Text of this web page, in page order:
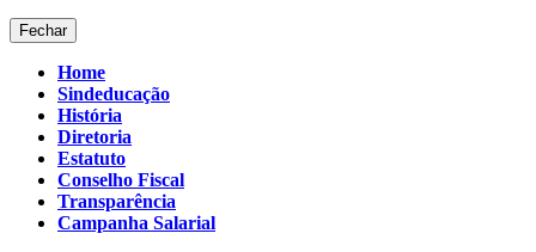
Fechar
Home
Sindeducação
História
Diretoria
Estatuto
Conselho Fiscal
Transparência
Campanha Salarial